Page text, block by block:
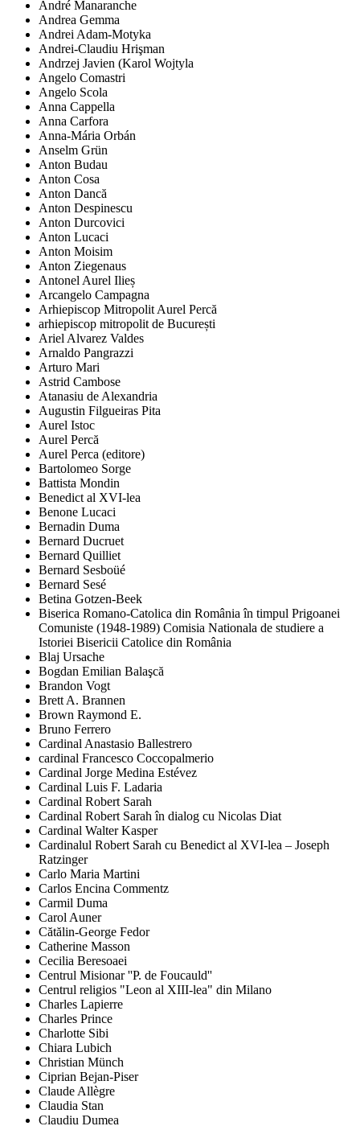
André Manaranche
Andrea Gemma
Andrei Adam-Motyka
Andrei-Claudiu Hrişman
Andrzej Javien (Karol Wojtyla
Angelo Comastri
Angelo Scola
Anna Cappella
Anna Carfora
Anna-Mária Orbán
Anselm Grün
Anton Budau
Anton Cosa
Anton Dancă
Anton Despinescu
Anton Durcovici
Anton Lucaci
Anton Moisim
Anton Ziegenaus
Antonel Aurel Ilieș
Arcangelo Campagna
Arhiepiscop Mitropolit Aurel Percă
arhiepiscop mitropolit de București
Ariel Alvarez Valdes
Arnaldo Pangrazzi
Arturo Mari
Astrid Cambose
Atanasiu de Alexandria
Augustin Filgueiras Pita
Aurel Istoc
Aurel Percă
Aurel Perca (editore)
Bartolomeo Sorge
Battista Mondin
Benedict al XVI-lea
Benone Lucaci
Bernadin Duma
Bernard Ducruet
Bernard Quilliet
Bernard Sesboüé
Bernard Sesé
Betina Gotzen-Beek
Biserica Romano-Catolica din România în timpul Prigoanei
Comuniste (1948-1989) Comisia Nationala de studiere a
Istoriei Bisericii Catolice din România
Blaj Ursache
Bogdan Emilian Balaşcă
Brandon Vogt
Brett A. Brannen
Brown Raymond E.
Bruno Ferrero
Cardinal Anastasio Ballestrero
cardinal Francesco Coccopalmerio
Cardinal Jorge Medina Estévez
Cardinal Luis F. Ladaria
Cardinal Robert Sarah
Cardinal Robert Sarah în dialog cu Nicolas Diat
Cardinal Walter Kasper
Cardinalul Robert Sarah cu Benedict al XVI-lea – Joseph
Ratzinger
Carlo Maria Martini
Carlos Encina Commentz
Carmil Duma
Carol Auner
Cătălin-George Fedor
Catherine Masson
Cecilia Beresoaei
Centrul Misionar ''P. de Foucauld''
Centrul religios "Leon al XIII-lea" din Milano
Charles Lapierre
Charles Prince
Charlotte Sibi
Chiara Lubich
Christian Münch
Ciprian Bejan-Piser
Claude Allègre
Claudia Stan
Claudiu Dumea